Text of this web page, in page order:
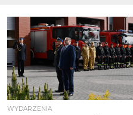
WYDARZENIA